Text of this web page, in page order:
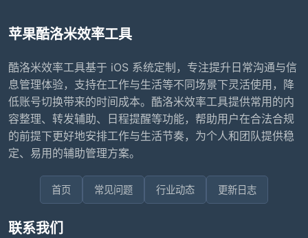
苹果酷洛米效率工具
酷洛米效率工具基于 iOS 系统定制，专注提升日常沟通与信
息管理体验，支持在工作与生活等不同场景下灵活使用，降
低账号切换带来的时间成本。酷洛米效率工具提供常用的内
容整理、转发辅助、日程提醒等功能，帮助用户在合法合规
的前提下更好地安排工作与生活节奏，为个人和团队提供稳
定、易用的辅助管理方案。
首页 常见问题 行业动态 更新日志
联系我们